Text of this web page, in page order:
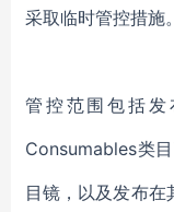
采取临时管控措施。
管控范围包括发
Consumables类
目镜，以及发布在